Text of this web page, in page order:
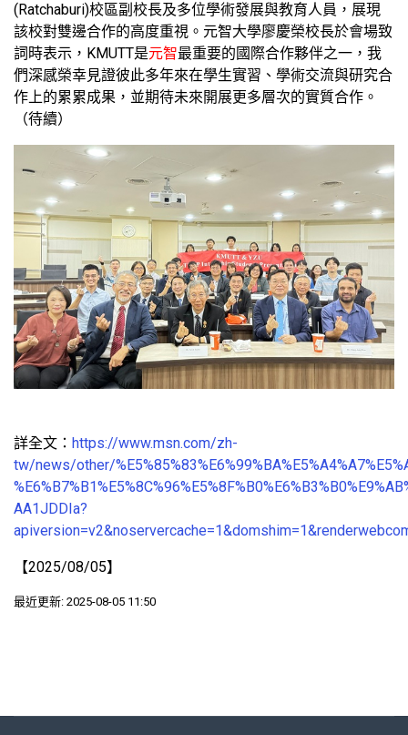
(Ratchaburi)校區副校長及多位學術發展與教育人員，展現
該校對雙邊合作的高度重視。元智大學廖慶榮校長於會場致
詞時表示，KMUTT是元智最重要的國際合作夥伴之一，我
們深感榮幸見證彼此多年來在學生實習、學術交流與研究合
作上的累累成果，並期待未來開展更多層次的實質合作。
（待續）
詳全文： https://www.msn.com/zh-
tw/news/other/
AA1JDDIa?
【2025/08/05】
最近更新: 2025-08-05 11:50